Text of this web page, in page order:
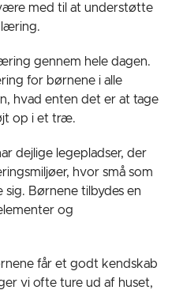
med til at understøtte
læring.
gennem hele dagen.
for børnene i alle
hvad enten det er at tage
op i et træ.
dejlige legepladser, der
hvor små som
Børnene tilbydes en
og
får et godt kendskab
vi ofte ture ud af huset,